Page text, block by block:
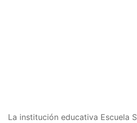
La institución educativa Escuela